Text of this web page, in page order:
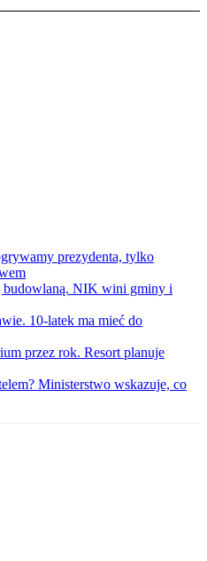
prezydenta, tylko
budowlaną. NIK wini gminy i
10-latek ma mieć do
przez rok. Resort planuje
Ministerstwo wskazuje, co